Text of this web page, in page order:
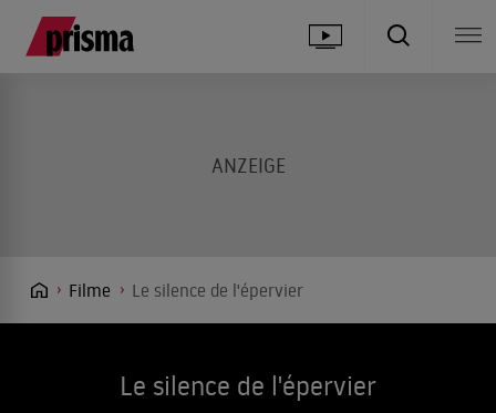
Filme Le silence de l'épervier
Le silence de l'épervier